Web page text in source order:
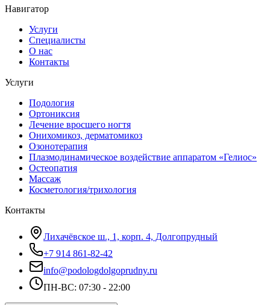
Навигатор
Услуги
Специалисты
О нас
Контакты
Услуги
Подология
Ортониксия
Лечение вросшего ногтя
Онихомикоз, дерматомикоз
Озонотерапия
Плазмодинамическое воздействие аппаратом «Гелиос»
Остеопатия
Массаж
Косметология/трихология
Контакты
Лихачёвское ш., 1, корп. 4, Долгопрудный
+7 914 861-82-42
info@podologdolgoprudny.ru
ПН-ВС: 07:30 - 22:00